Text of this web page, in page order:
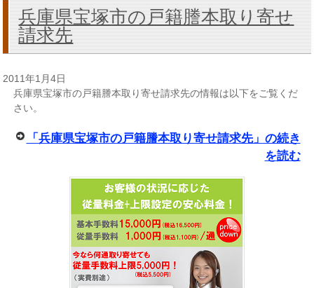
兵庫県宝塚市の戸籍謄本取り寄せ
請求先
2011年1月4日
兵庫県宝塚市の戸籍謄本取り寄せ請求先の情報は以下をご覧くだ
さい。
「兵庫県宝塚市の戸籍謄本取り寄せ請求先」の続き
を読む